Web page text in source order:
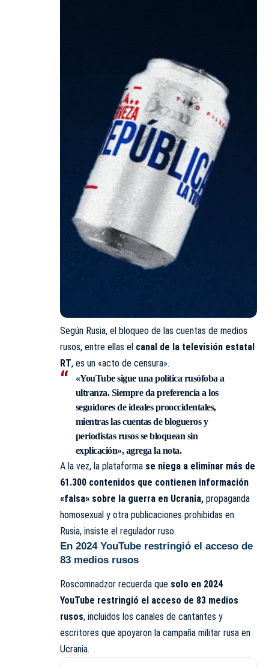
Según Rusia, el bloqueo de las cuentas de medios
rusos, entre ellas el canal de la televisión estatal
RT, es un «acto de censura».
«YouTubesigue una política rusófoba a
ultranza. Siempre da preferencia a los
seguidores de ideales prooccidentales,
mientras las cuentas de blogueros y
periodistas rusos se bloquean sin
explicación», agrega la nota.
A la vez, la plataforma se niega a eliminar más de
61.300 contenidos que contienen información
«falsa» sobre la guerra en Ucrania, propaganda
homosexual y otra publicaciones prohibidas en
Rusia, insiste el regulador ruso.
En 2024 YouTube restringió el acceso de
83 medios rusos
Roscomnadzor recuerda que solo en 2024
YouTube restringió el acceso de 83 medios
rusos, incluidos los canales de cantantes y
escritores que apoyaron la campaña militar rusa en
Ucrania.